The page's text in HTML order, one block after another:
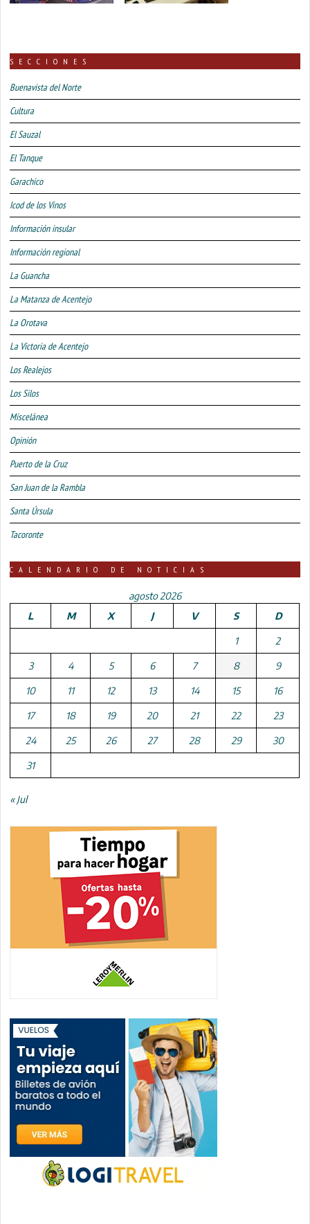
SECCIONES
Buenavista del Norte
Cultura
El Sauzal
El Tanque
Garachico
Icod de los Vinos
Información insular
Información regional
La Guancha
La Matanza de Acentejo
La Orotava
La Victoria de Acentejo
Los Realejos
Los Silos
Miscelánea
Opinión
Puerto de la Cruz
San Juan de la Rambla
Santa Úrsula
Tacoronte
CALENDARIO DE NOTICIAS
agosto 2026
L
M X J V S D
1 2
3 4 5 6 7 8 9
10 11 12 13 14 15 16
17 18 19 20 21 22 23
24 25 26 27 28 29 30
31
« Jul